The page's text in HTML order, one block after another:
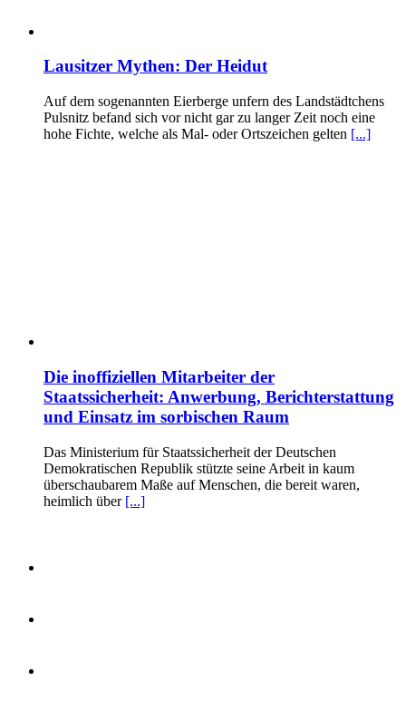
Lausitzer Mythen: Der Heidut
Auf dem sogenannten Eierberge unfern des Landstädtchens
Pulsnitz befand sich vor nicht gar zu langer Zeit noch eine
hohe Fichte, welche als Mal- oder Ortszeichen gelten [...]
Die inoffiziellen Mitarbeiter der
Staatssicherheit: Anwerbung, Berichterstattung
und Einsatz im sorbischen Raum
Das Ministerium für Staatssicherheit der Deutschen
Demokratischen Republik stützte seine Arbeit in kaum
überschaubarem Maße auf Menschen, die bereit waren,
heimlich über [...]